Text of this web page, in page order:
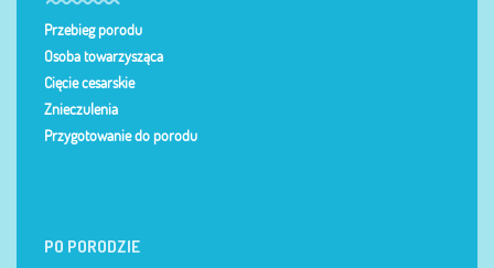
Przebieg porodu
Osoba towarzysząca
Cięcie cesarskie
Znieczulenia
Przygotowanie do porodu
PO PORODZIE